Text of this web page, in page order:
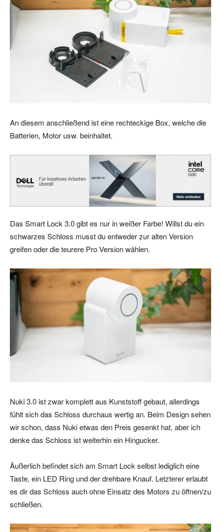
An diesem anschließend ist eine rechteckige Box, welche die
Batterien, Motor usw. beinhaltet.
Das Smart Lock 3.0 gibt es nur in weißer Farbe! Willst du ein
schwarzes Schloss musst du entweder zur alten Version
greifen oder die teurere Pro Version wählen.
Nuki 3.0 ist zwar komplett aus Kunststoff gebaut, allerdings
fühlt sich das Schloss durchaus wertig an. Beim Design sehen
wir schon, dass Nuki etwas den Preis gesenkt hat, aber ich
denke das Schloss ist weiterhin ein Hingucker.
Äußerlich befindet sich am Smart Lock selbst lediglich eine
Taste, ein LED Ring und der drehbare Knauf. Letzterer erlaubt
es dir das Schloss auch ohne Einsatz des Motors zu öffnen/zu
schließen.